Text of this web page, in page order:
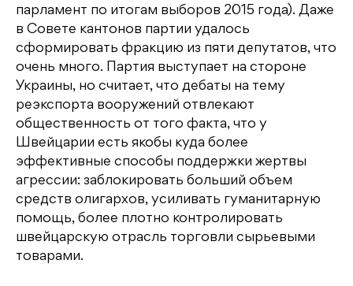
парламент по итогам выборов 2015 года). Даже
в Совете кантонов партии удалось
сформировать фракцию из пяти депутатов, что
очень много. Партия выступает на стороне
Украины, но считает, что дебаты на тему
реэкспорта вооружений отвлекают
общественность от того факта, что у
Швейцарии есть якобы куда более
эффективные способы поддержки жертвы
агрессии: заблокировать больший объем
средств олигархов, усиливать гуманитарную
помощь, более плотно контролировать
швейцарскую отрасль торговли сырьевыми
товарами.